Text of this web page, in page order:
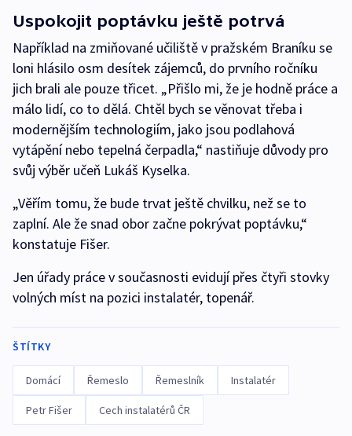
Uspokojit poptávku ještě potrvá
Například na zmiňované učiliště v pražském Braníku se
loni hlásilo osm desítek zájemců, do prvního ročníku
jich brali ale pouze třicet. „Přišlo mi, že je hodně práce a
málo lidí, co to dělá. Chtěl bych se věnovat třeba i
modernějším technologiím, jako jsou podlahová
vytápění nebo tepelná čerpadla,“ nastiňuje důvody pro
svůj výběr učeň Lukáš Kyselka.
„Věřím tomu, že bude trvat ještě chvilku, než se to
zaplní. Ale že snad obor začne pokrývat poptávku,“
konstatuje Fišer.
Jen úřady práce v současnosti evidují přes čtyři stovky
volných míst na pozici instalatér, topenář.
ŠTÍTKY
Domácí Řemeslo Řemeslník Instalatér
Petr Fišer Cech instalatérů ČR